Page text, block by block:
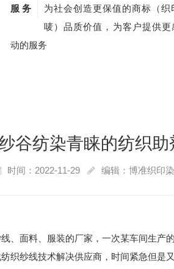
服 务
为社会创造更保值的商标（织
唛）品质价值，为客户提供更
动的服务
谷纺染青睐的纺织助
时间：2022-11-29 编辑：博准织印染
、面料、服装的厂家，一次某车间生产
织纱线技术解决供应商，时间紧急但是